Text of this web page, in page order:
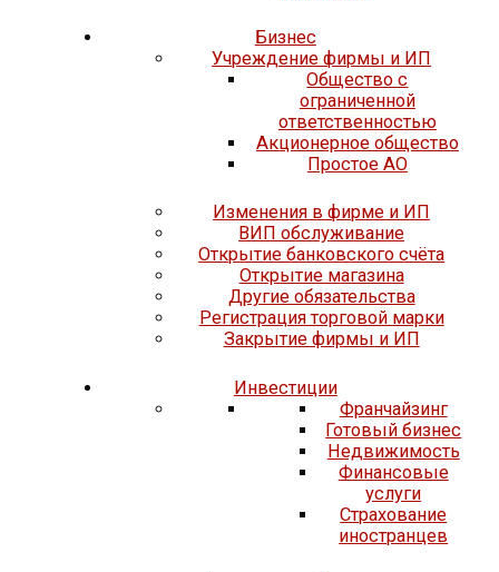
Бизнес
Учреждение фирмы и ИП
Общество с
ограниченной
ответственностью
Акционерное общество
Простое АО
Изменения в фирме и ИП
ВИП обслуживание
Открытие банковского счёта
Открытие магазина
Другие обязательства
Регистрация торговой марки
Закрытие фирмы и ИП
Инвестиции
Франчайзинг
Готовый бизнес
Недвижимость
Финансовые
услуги
Страхование
иностранцев